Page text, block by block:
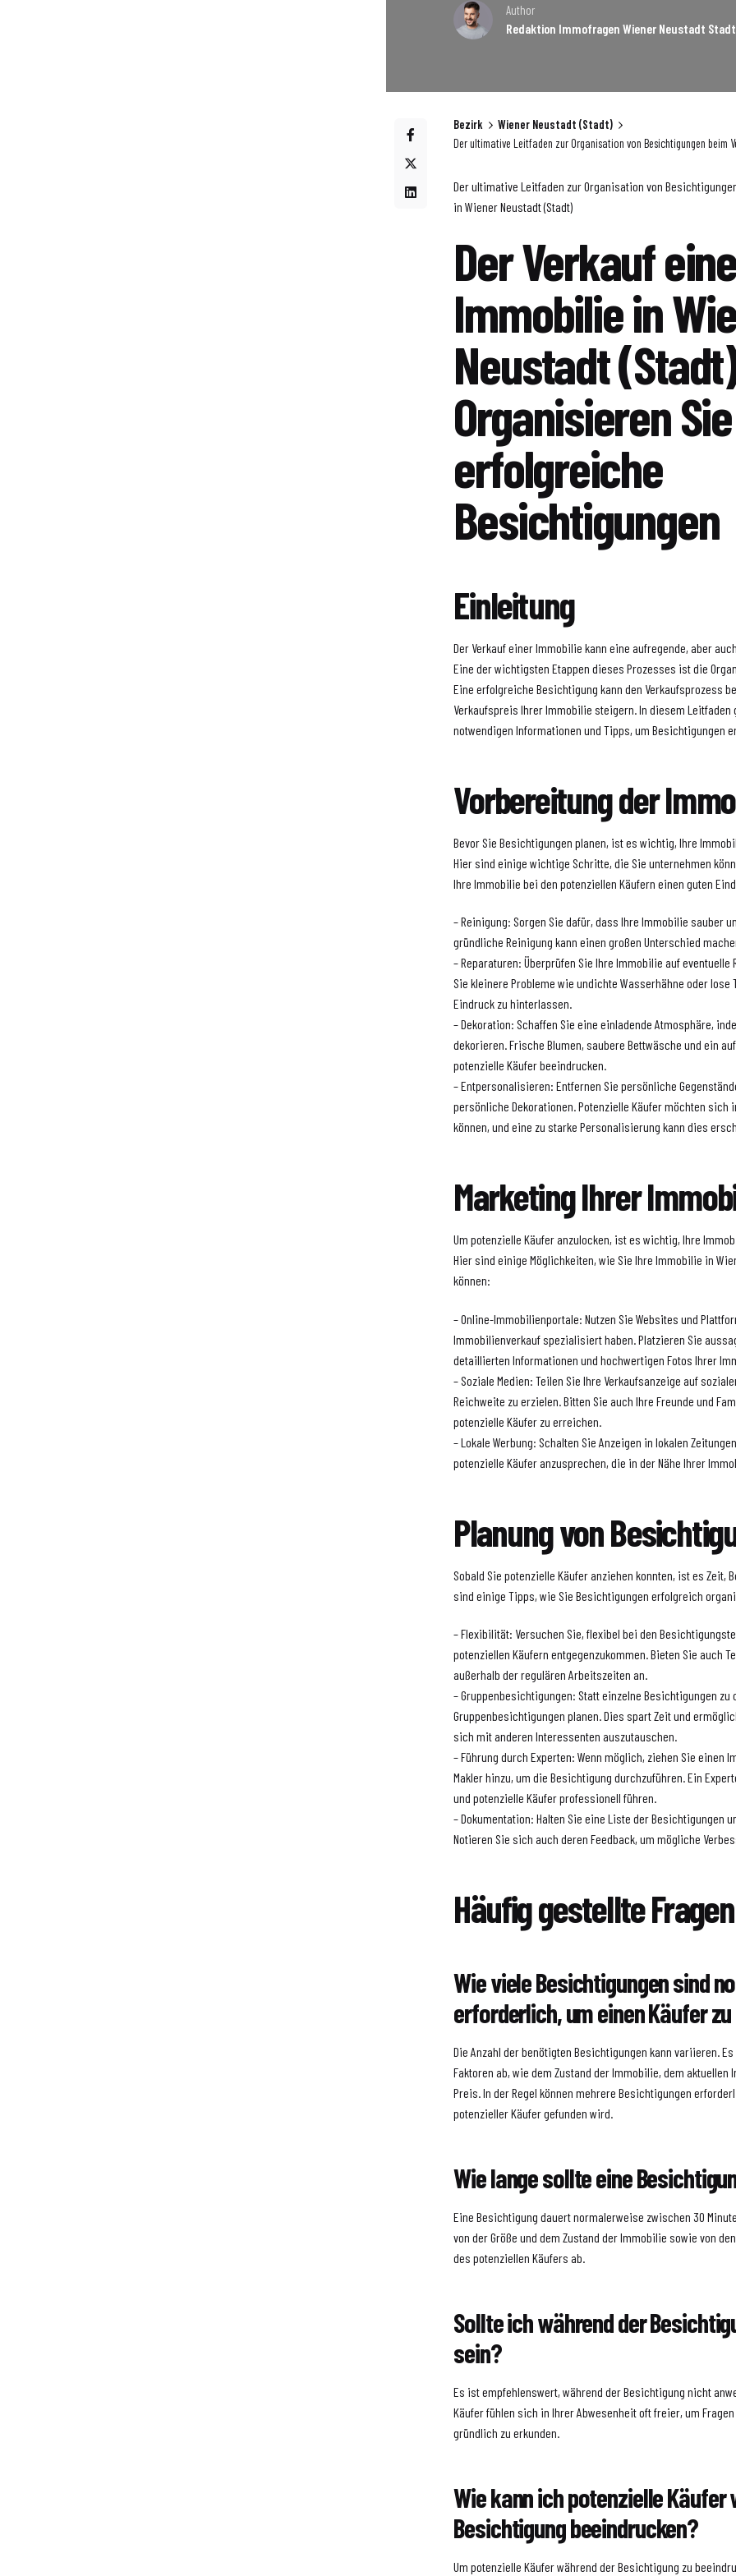
Author
Redaktion Immofragen Wiener Neustadt
Bezirk
Wiener Neustadt (Stadt)
Der ultimative Leitfaden zur Organisation von Besichtigungen beim
Der ultimative Leitfaden zur Organisation von
in Wiener Neustadt (Stadt)
Der Verkauf
Immobilie in
Neustadt
Organisieren Sie
erfolgreiche
Besichtigungen
Einleitung
Der Verkauf einer Immobilie kann eine aufregende, aber
Eine der wichtigsten Etappen dieses Prozesses ist die
Eine erfolgreiche Besichtigung kann den Verkaufsprozess
Verkaufspreis Ihrer Immobilie steigern. In diesem Leitfaden
notwendigen Informationen und Tipps, um Besichtigungen
Vorbereitung der
Bevor Sie Besichtigungen planen, ist es wichtig, Ihre
Hier sind einige wichtige Schritte, die Sie unternehmen
Ihre Immobilie bei den potenziellen Käufern einen guten
– Reinigung: Sorgen Sie dafür, dass Ihre Immobilie sauber
gründliche Reinigung kann einen großen Unterschied
– Reparaturen: Überprüfen Sie Ihre Immobilie auf eventuelle
Sie kleinere Probleme wie undichte Wasserhähne oder
Eindruck zu hinterlassen.
– Dekoration: Schaffen Sie eine einladende Atmosphäre,
dekorieren. Frische Blumen, saubere Bettwäsche und ein
potenzielle Käufer beeindrucken.
– Entpersonalisieren: Entfernen Sie persönliche
persönliche Dekorationen. Potenzielle Käufer möchten sich
können, und eine zu starke Personalisierung kann dies
Marketing Ihrer
Um potenzielle Käufer anzulocken, ist es wichtig, Ihre
Hier sind einige Möglichkeiten, wie Sie Ihre Immobilie in
können:
– Online-Immobilienportale: Nutzen Sie Websites und
Immobilienverkauf spezialisiert haben. Platzieren Sie
detaillierten Informationen und hochwertigen Fotos Ihrer
– Soziale Medien: Teilen Sie Ihre Verkaufsanzeige auf
Reichweite zu erzielen. Bitten Sie auch Ihre Freunde und
potenzielle Käufer zu erreichen.
– Lokale Werbung: Schalten Sie Anzeigen in lokalen
potenzielle Käufer anzusprechen, die in der Nähe Ihrer
Planung von
Sobald Sie potenzielle Käufer anziehen konnten, ist es Zeit,
sind einige Tipps, wie Sie Besichtigungen erfolgreich
– Flexibilität: Versuchen Sie, flexibel bei den
potenziellen Käufern entgegenzukommen. Bieten Sie auch
außerhalb der regulären Arbeitszeiten an.
– Gruppenbesichtigungen: Statt einzelne Besichtigungen zu
Gruppenbesichtigungen planen. Dies spart Zeit und
sich mit anderen Interessenten auszutauschen.
– Führung durch Experten: Wenn möglich, ziehen Sie einen
Makler hinzu, um die Besichtigung durchzuführen. Ein
und potenzielle Käufer professionell führen.
– Dokumentation: Halten Sie eine Liste der Besichtigungen
Notieren Sie sich auch deren Feedback, um mögliche
Häufig gestellte Fragen
Wie viele Besichtigungen sind
erforderlich, um einen Käufer zu
Die Anzahl der benötigten Besichtigungen kann variieren. Es
Faktoren ab, wie dem Zustand der Immobilie, dem aktuellen
Preis. In der Regel können mehrere Besichtigungen
potenzieller Käufer gefunden wird.
Wie lange sollte eine
Eine Besichtigung dauert normalerweise zwischen 30
von der Größe und dem Zustand der Immobilie sowie von
des potenziellen Käufers ab.
Sollte ich während der
sein?
Es ist empfehlenswert, während der Besichtigung nicht
Käufer fühlen sich in Ihrer Abwesenheit oft freier, um Fragen
gründlich zu erkunden.
Wie kann ich potenzielle Käufer
Besichtigung beeindrucken?
Um potenzielle Käufer während der Besichtigung zu